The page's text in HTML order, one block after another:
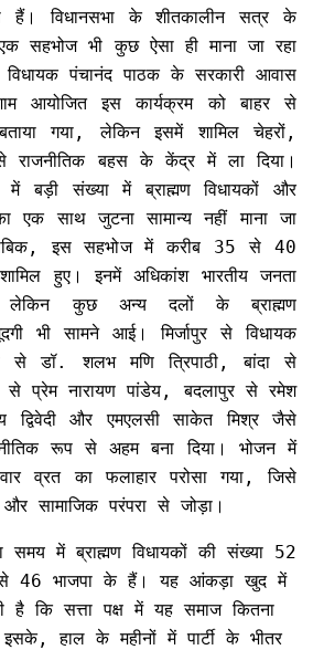
हैं। विधानसभा के शीतकालीन सत्र के
सहभोज भी कुछ ऐसा ही माना जा रहा
पंचानंद पाठक के सरकारी आवास
आयोजित इस कार्यक्रम को बाहर से
गया, लेकिन इसमें शामिल चेहरों,
बहस के केंद्र में ला दिया।
बड़ी संख्या में ब्राह्मण विधायकों और
एक साथ जुटना सामान्य नहीं माना जा
इस सहभोज में करीब 35 से 40
हुए। इनमें अधिकांश भारतीय जनता
कुछ अन्य दलों के ब्राह्मण
भी सामने आई। मिर्जापुर से विधायक
से डॉ. शलभ मणि त्रिपाठी, बांदा से
से प्रेम नारायण पांडेय, बदलापुर से रमेश
द्विवेदी और एमएलसी साकेत मिश्र जैसे
रूप से अहम बना दिया। भोजन में
व्रत का फलाहार परोसा गया, जिसे
सामाजिक परंपरा से जोड़ा।
समय में ब्राह्मण विधायकों की संख्या 52
से 46 भाजपा के हैं। यह आंकड़ा खुद में
है कि सत्ता पक्ष में यह समाज कितना
इसके, हाल के महीनों में पार्टी के भीतर